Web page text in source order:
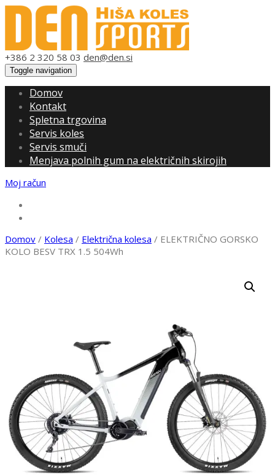
+386 2 320 58 03 den@den.si
Toggle navigation
Domov
Kontakt
Spletna trgovina
Servis koles
Servis smuči
Menjava polnih gum na električnih skirojih
Moj račun
Domov / Kolesa / Električna kolesa / ELEKTRIČNO GORSKO
KOLO BESV TRX 1.5 504Wh